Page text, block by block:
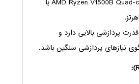
– پردازنده: AMD Ryzen V1500B Quad-core با
پردازشی بالایی دارد و
نیازهای پردازشی سنگین باشد.